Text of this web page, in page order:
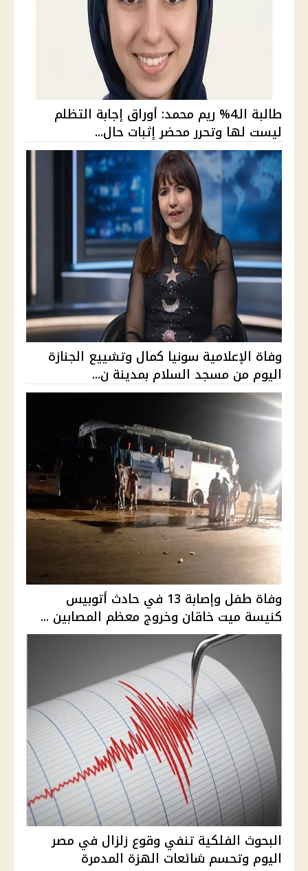
طالبة الـ4% ريم محمد: أوراق إجابة التظلم
ليست لها وتحرر محضر إثبات حال...
وفاة الإعلامية سونيا كمال وتشييع الجنازة
اليوم من مسجد السلام بمدينة ن...
وفاة طفل وإصابة 13 في حادث أتوبيس
كنيسة ميت خاقان وخروج معظم المصابين ...
البحوث الفلكية تنفي وقوع زلزال في مصر
اليوم وتحسم شائعات الهزة المدمرة